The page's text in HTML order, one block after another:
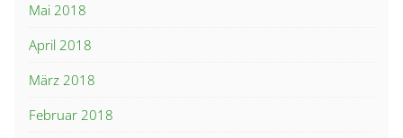
Mai 2018
April 2018
März 2018
Februar 2018